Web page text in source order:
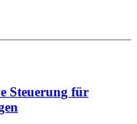
Steuerung für